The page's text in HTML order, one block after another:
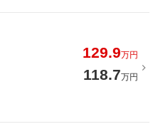
129.9万円
118.7万円